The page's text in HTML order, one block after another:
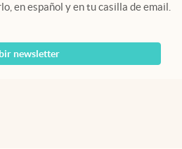
en español y en tu casilla de email.
newsletter